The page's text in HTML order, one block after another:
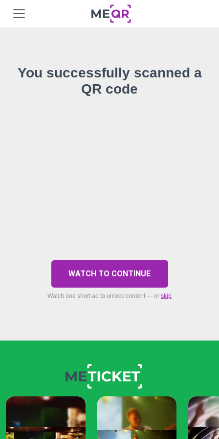
You successfully scanned a
QR code
WATCH TO CONTINUE
Watch one short ad to unlock content — or skip